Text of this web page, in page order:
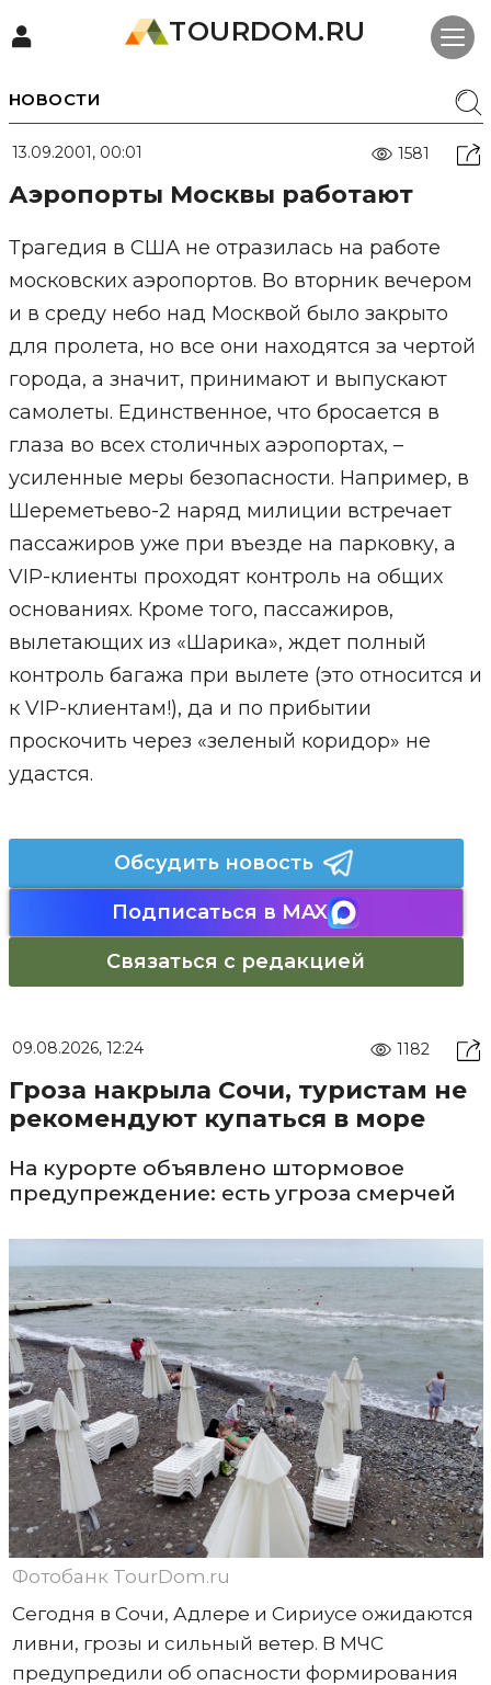
TOURDOM.RU
НОВОСТИ
13.09.2001, 00:01 1581
Аэропорты Москвы работают
Трагедия в США не отразилась на работе
московских аэропортов. Во вторник вечером
и в среду небо над Москвой было закрыто
для пролета, но все они находятся за чертой
города, а значит, принимают и выпускают
самолеты. Единственное, что бросается в
глаза во всех столичных аэропортах, –
усиленные меры безопасности. Например, в
Шереметьево-2 наряд милиции встречает
пассажиров уже при въезде на парковку, а
VIP-клиенты проходят контроль на общих
основаниях. Кроме того, пассажиров,
вылетающих из «Шарика», ждет полный
контроль багажа при вылете (это относится и
к VIP-клиентам!), да и по прибытии
проскочить через «зеленый коридор» не
удастся.
Обсудить новость
Подписаться в MAX
Связаться с редакцией
09.08.2026, 12:24 1182
Гроза накрыла Сочи, туристам не
рекомендуют купаться в море
На курорте объявлено штормовое
предупреждение: есть угроза смерчей
Фотобанк TourDom.ru
Сегодня в Сочи, Адлере и Сириусе ожидаются
ливни, грозы и сильный ветер. В МЧС
предупредили об опасности формирования